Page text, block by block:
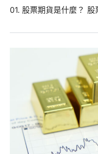
01. 股票期貨是什麼？